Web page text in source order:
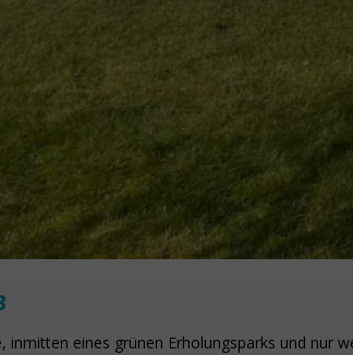
inmitten eines grünen Erholungsparks und nur